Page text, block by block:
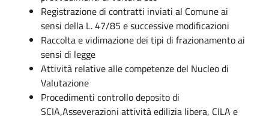
Registrazione di contratti inviati al Comune ai
sensi della L. 47/85 e successive modificazioni
Raccolta e vidimazione dei tipi di frazionamento ai
sensi di legge
Attività relative alle competenze del Nucleo di
Valutazione
Procedimenti controllo deposito di
SCIA,Asseverazioni attività edilizia libera, CILA e